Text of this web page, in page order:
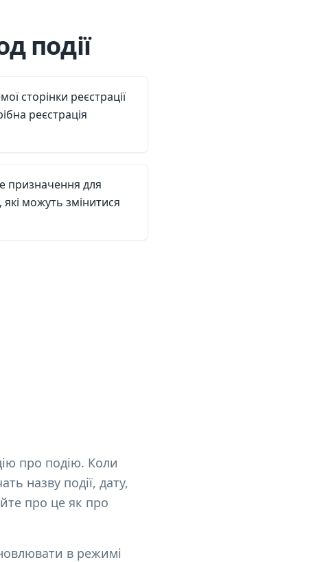
події
сторінки реєстрації
реєстрація
призначення для
можуть змінитися
про подію. Коли
назву події, дату,
про це як про
в режимі